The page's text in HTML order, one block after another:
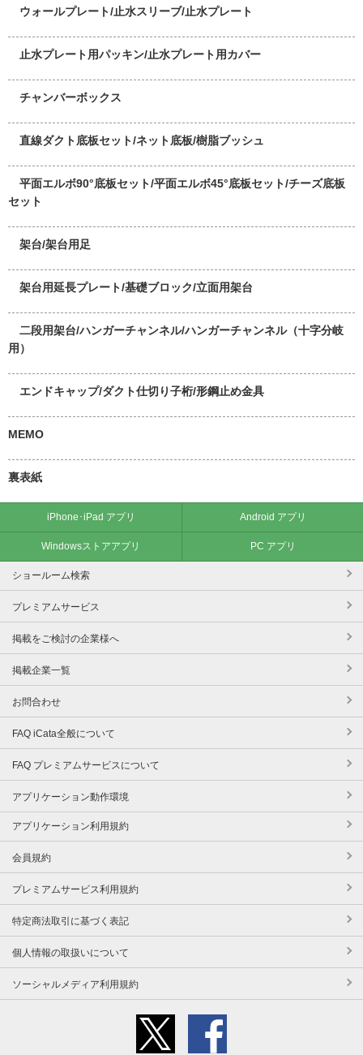
ウォールプレート/止水スリーブ/止水プレート
止水プレート用パッキン/止水プレート用カバー
チャンバーボックス
直線ダクト底板セット/ネット底板/樹脂ブッシュ
平面エルボ90°底板セット/平面エルボ45°底板セット/チーズ底板
セット
架台/架台用足
架台用延長プレート/基礎ブロック/立面用架台
二段用架台/ハンガーチャンネル/ハンガーチャンネル（十字分岐
用）
エンドキャップ/ダクト仕切り子桁/形鋼止め金具
MEMO
裏表紙
iPhone･iPad アプリ Android アプリ
Windowsストアアプリ PC アプリ
ショールーム検索
プレミアムサービス
掲載をご検討の企業様へ
掲載企業一覧
お問合わせ
FAQ iCata全般について
FAQ プレミアムサービスについて
アプリケーション動作環境
アプリケーション利用規約
会員規約
プレミアムサービス利用規約
特定商法取引に基づく表記
個人情報の取扱いについて
ソーシャルメディア利用規約